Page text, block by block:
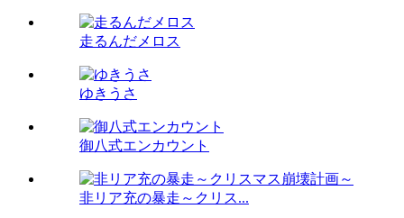
走るんだメロス
ゆきうさ
御八式エンカウント
非リア充の暴走～クリス...